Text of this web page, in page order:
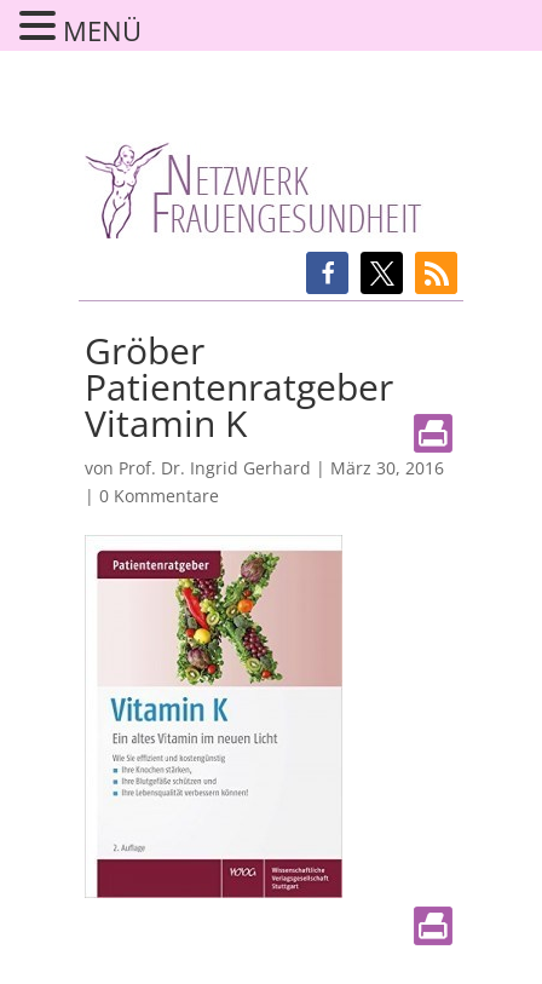
Gröber
Patientenratgeber
Vitamin K
von Prof. Dr. Ingrid Gerhard | März 30, 2016
| 0 Kommentare
MENÜ